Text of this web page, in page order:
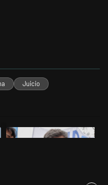
Juicio
"Los aviones F 16
Un artículo de tendencia con el